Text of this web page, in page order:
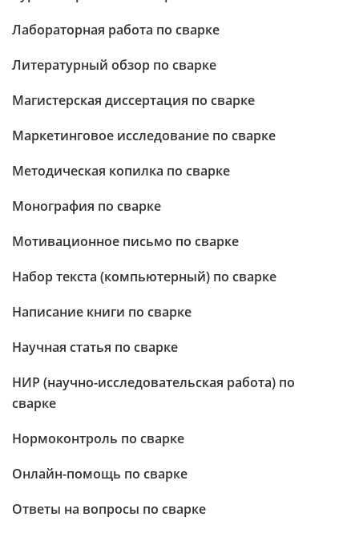
Лабораторная работа по сварке
Литературный обзор по сварке
Магистерская диссертация по сварке
Маркетинговое исследование по сварке
Методическая копилка по сварке
Монография по сварке
Мотивационное письмо по сварке
Набор текста (компьютерный) по сварке
Написание книги по сварке
Научная статья по сварке
НИР (научно-исследовательская работа) по
сварке
Нормоконтроль по сварке
Онлайн-помощь по сварке
Ответы на вопросы по сварке